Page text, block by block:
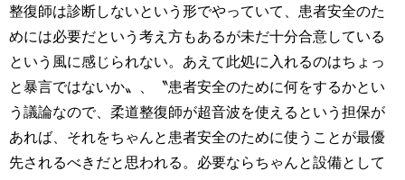
整復師は診断しないという形でやっていて、患者安全のた
めには必要だという考え方もあるが未だ十分合意している
という風に感じられない。あえて此処に入れるのはちょっ
と暴言ではないか〟、〝患者安全のために何をするかとい
う議論なので、柔道整復師が超音波を使えるという担保が
あれば、それをちゃんと患者安全のために使うことが最優
先されるべきだと思われる。必要ならちゃんと設備として